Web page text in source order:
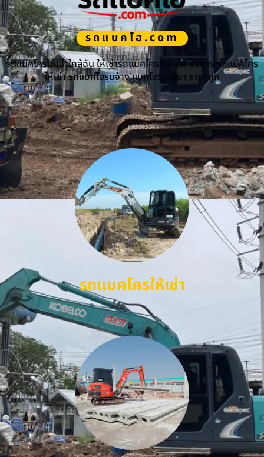
รถแบคโฮ.com
รถแม็คโครให้เช่าใกล้ฉัน ให้เช่ารถแม็คโครหัวแย็ก บริการ รถแม็คโคร
ให้เช่า รถแบคโฮรับจ้าง แบคโฮรับเหมา ราคาถูก
รถแมคโครให้เช่า